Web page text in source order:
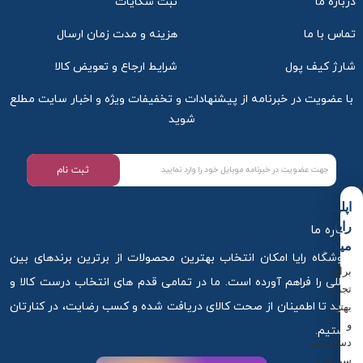
تماس با ما هزینه و مدت زمان ارسال
شارژ کیف پول شرایط ارجاع و تعویض کالا
با عضویت در خبرنامه از پیشنهادات و تخفیفات ویژه و اخبار سایت مطلع
شوید
ثبت نام
درباره ما
فروشگاه رایا امکان انتخاب بهترین محصولات از برترین برندهای بین
المللی را فراهم آورده است. ما در تمامی قدم های انتخاب درست کالا و
خرید تا اطمینان از صحت کالای دریافت شده و کسب رضایت، در کنارتان
هستیم.
اپلیکیشن
رایا
میکاپ
برای
تجربه
بهتر
و
دسترسی
سریع‌تر،